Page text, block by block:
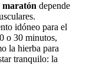
maratón depende
idóneo para el
o 30 minutos,
la hierba para
tranquilo: la